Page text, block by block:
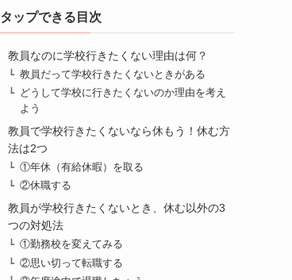
タップできる目次
教員なのに学校行きたくない理由は何？
教員だって学校行きたくないときがある
どうして学校に行きたくないのか理由を考え
よう
教員で学校行きたくないなら休もう！休む方
法は2つ
①年休（有給休暇）を取る
②休職する
教員が学校行きたくないとき、休む以外の3
つの対処法
①勤務校を変えてみる
②思い切って転職する